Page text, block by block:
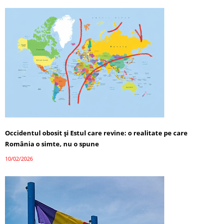
Occidentul obosit și Estul care revine: o realitate pe care
România o simte, nu o spune
10/02/2026